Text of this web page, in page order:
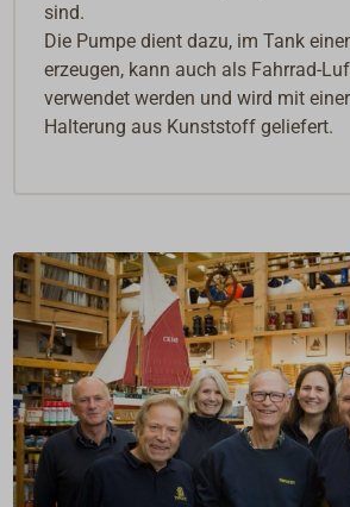
sind.
Die Pumpe dient dazu, im Tank
erzeugen, kann auch als Fahrrad-
verwendet werden und wird mit
Halterung aus Kunststoff geliefert.